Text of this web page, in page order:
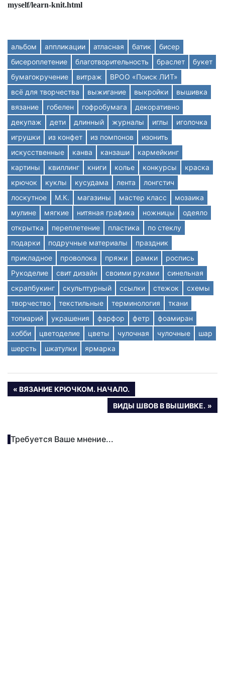
myself/learn-knit.html
альбом аппликации атласная батик
бисер
бисероплетение
благотворительность браслет
букет
бумагокручение
витраж
ВРОО «Поиск ЛИТ»
всё для творчества
выжигание выкройки
вышивка
вязание
гобелен гофробумага
декоративно
декупаж
дети длинный журналы иглы
иголочка
игрушки
из конфет из помпонов
изонить
искусственные
канва канзаши
кармейкинг
картины
квиллинг книги колье конкурсы
краска
крючок
куклы кусудама лента
лонгстич
лоскутное
М.К. магазины мастер класс
мозаика
мулине
мягкие нитяная графика ножницы
одеяло
открытка
переплетение пластика
по стеклу
подарки
подручные материалы
праздник
прикладное
проволока пряжи рамки
роспись
Рукоделие
свит дизайн своими руками
синельная
скрапбукинг
скульптурный ссылки стежок
схемы
творчество
текстильные терминология
ткани
топиарий
украшения фарфор фетр
фоамиран
хобби
цветоделие цветы чулочная чулочные
шар
шерсть
шкатулки ярмарка
Навигация
ПРЕДЫДУЩАЯ
ЗАПИСЬ:
ВЯЗАНИЕ КРЮЧКОМ. НАЧАЛО.
СЛЕДУЮЩАЯ
ЗАПИСЬ:
ВИДЫ ШВОВ В ВЫШИВКЕ.
Требуется Ваше мнение...